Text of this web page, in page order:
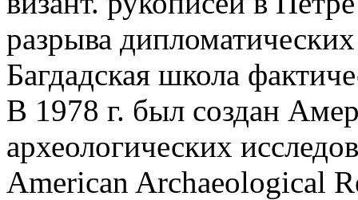
разрыва
Багдадская школа
В 1978 г. был создан
археологических
American Archaeological